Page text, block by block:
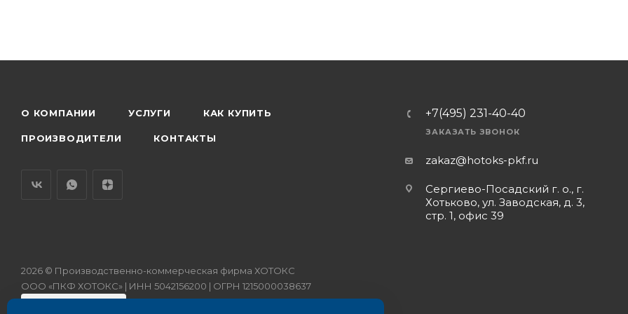
О КОМПАНИИ УСЛУГИ КАК КУПИТЬ
ПРОИЗВОДИТЕЛИ КОНТАКТЫ
+7(495) 231-40-40
ЗАКАЗАТЬ ЗВОНОК
zakaz@hotoks-pkf.ru
Сергиево-Посадский г. о., г.
Хотьково, ул. Заводская, д. 3,
стр. 1, офис 39
2026 © Производственно-коммерческая фирма ХОТОКС
ООО «ПКФ ХОТОКС» | ИНН 5042156200 | ОГРН 1215000038637